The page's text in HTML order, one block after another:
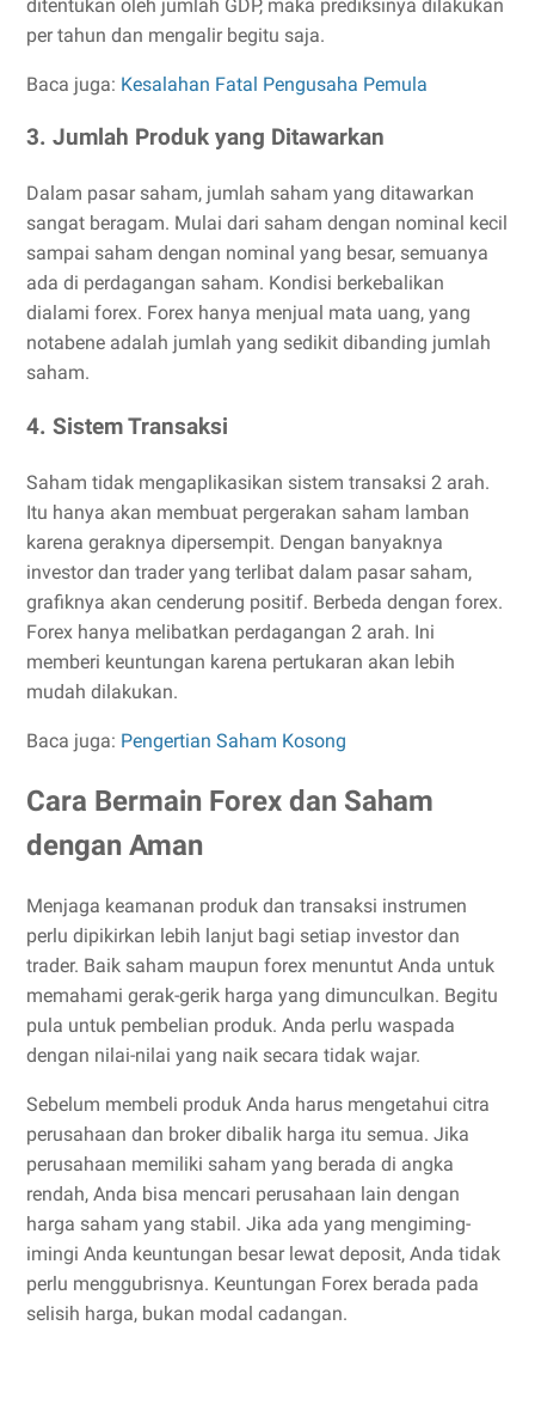
ditentukan oleh jumlah GDP, maka prediksinya dilakukan
per tahun dan mengalir begitu saja.
Baca juga: Kesalahan Fatal Pengusaha Pemula
3. Jumlah Produk yang Ditawarkan
Dalam pasar saham, jumlah saham yang ditawarkan
sangat beragam. Mulai dari saham dengan nominal kecil
sampai saham dengan nominal yang besar, semuanya
ada di perdagangan saham. Kondisi berkebalikan
dialami forex. Forex hanya menjual mata uang, yang
notabene adalah jumlah yang sedikit dibanding jumlah
saham.
4. Sistem Transaksi
Saham tidak mengaplikasikan sistem transaksi 2 arah.
Itu hanya akan membuat pergerakan saham lamban
karena geraknya dipersempit. Dengan banyaknya
investor dan trader yang terlibat dalam pasar saham,
grafiknya akan cenderung positif. Berbeda dengan forex.
Forex hanya melibatkan perdagangan 2 arah. Ini
memberi keuntungan karena pertukaran akan lebih
mudah dilakukan.
Baca juga: Pengertian Saham Kosong
Cara Bermain Forex dan Saham
dengan Aman
Menjaga keamanan produk dan transaksi instrumen
perlu dipikirkan lebih lanjut bagi setiap investor dan
trader. Baik saham maupun forex menuntut Anda untuk
memahami gerak-gerik harga yang dimunculkan. Begitu
pula untuk pembelian produk. Anda perlu waspada
dengan nilai-nilai yang naik secara tidak wajar.
Sebelum membeli produk Anda harus mengetahui citra
perusahaan dan broker dibalik harga itu semua. Jika
perusahaan memiliki saham yang berada di angka
rendah, Anda bisa mencari perusahaan lain dengan
harga saham yang stabil. Jika ada yang mengiming-
imingi Anda keuntungan besar lewat deposit, Anda tidak
perlu menggubrisnya. Keuntungan Forex berada pada
selisih harga, bukan modal cadangan.